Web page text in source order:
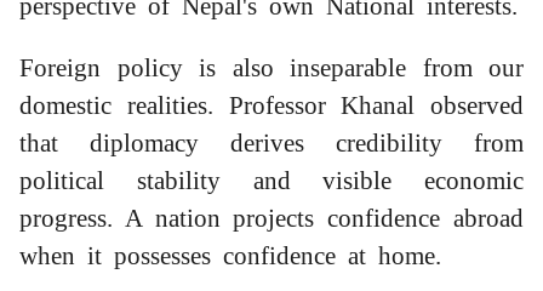
perspective of Nepal's own National interests.
Foreign policy is also inseparable from our
domestic realities. Professor Khanal observed
that diplomacy derives credibility from
political stability and visible economic
progress. A nation projects confidence abroad
when it possesses confidence at home.